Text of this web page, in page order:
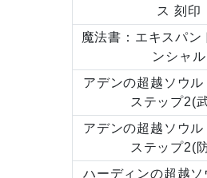
ス 刻印
魔法書：エキスパン
ンシャル
アデンの超越ソウル
ステップ2(
アデンの超越ソウル
ステップ2(
ハーディンの超越ソ